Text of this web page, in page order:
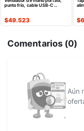
punto frío, cable USB-C
$49.523 $
Comentarios (0)
Aún